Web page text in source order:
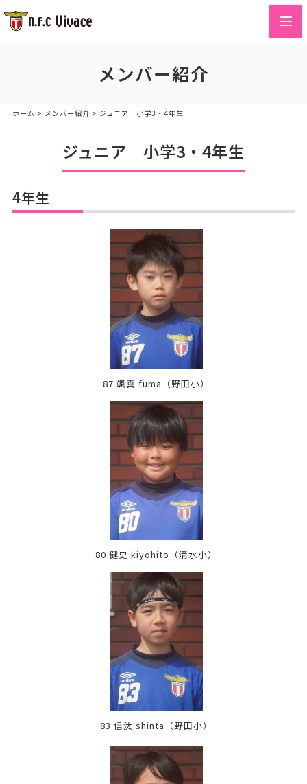
メンバー紹介
ホーム > メンバー紹介> ジュニア 小学3・4年生
ジュニア 小学3・4年生
4年生
87 颯真 fuma （野田小）
80 健史 kiyohito （清水小）
83 信汰 shinta （野田小）